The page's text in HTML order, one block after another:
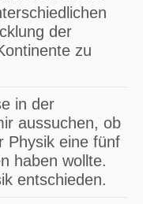
der
zu
in der
aussuchen, ob
Physik eine fünf
haben wollte.
entschieden.